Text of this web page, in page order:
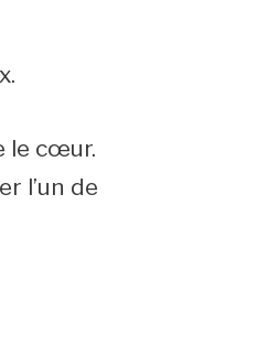
le cœur.
l’un de